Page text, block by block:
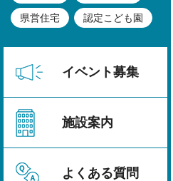
県営住宅 認定こども園
イベント募集
施設案内
よくある質問